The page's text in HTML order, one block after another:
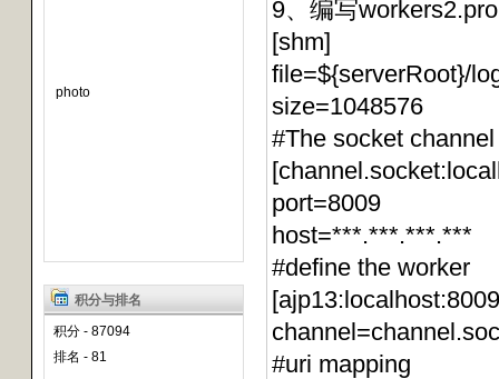
photo
积分与排名
积分 - 87094
排名 - 81
9、编写
[shm]
file=${serverRoot}/
size=1048576
#The socket channel
port=8009
host=***.***.***.***
#define the worker
#uri mapping